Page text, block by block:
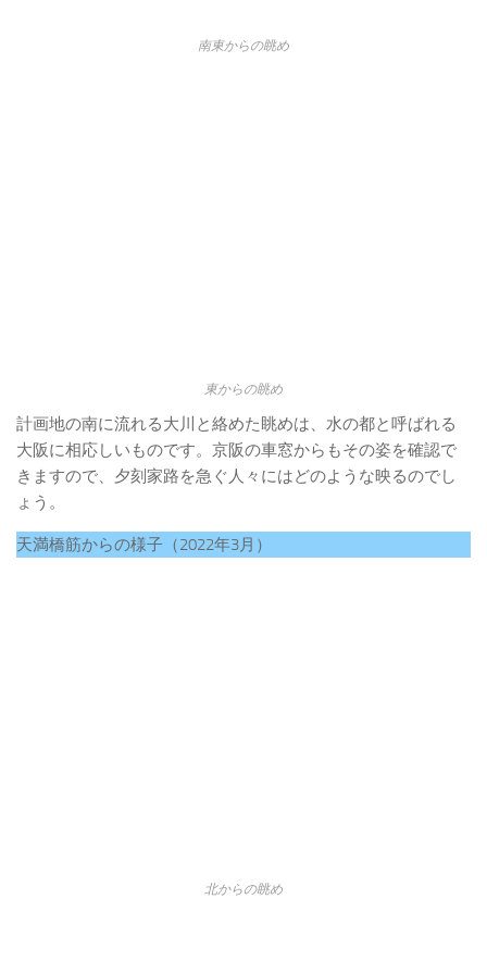
南東からの眺め
東からの眺め
計画地の南に流れる大川と絡めた眺めは、水の都と呼ばれる
大阪に相応しいものです。京阪の車窓からもその姿を確認で
きますので、夕刻家路を急ぐ人々にはどのような映るのでし
ょう。
天満橋筋からの様子（2022年3月）
北からの眺め